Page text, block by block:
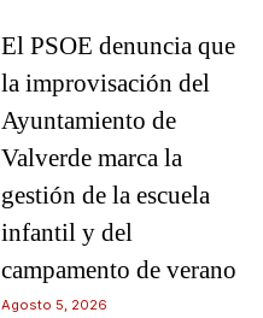
El PSOE denuncia que
la improvisación del
Ayuntamiento de
Valverde marca la
gestión de la escuela
infantil y del
campamento de verano
Agosto 5, 2026